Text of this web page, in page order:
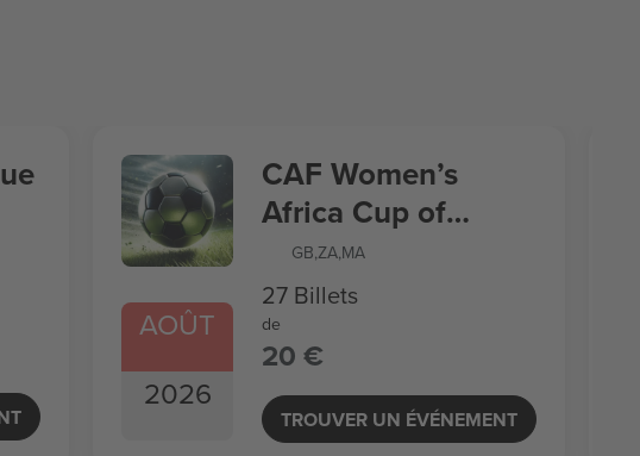
AOÛT
2026
CAF Women’s
Africa Cup of
Nations
GB,ZA,MA
27 Billets
de
20 €
TROUVER UN ÉVÉNEMENT